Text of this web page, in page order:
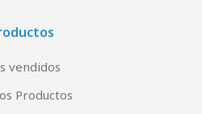
vendidos
Productos